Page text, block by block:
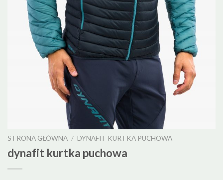
STRONA GŁÓWNA / DYNAFIT KURTKA PUCHOWA
dynafit kurtka puchowa